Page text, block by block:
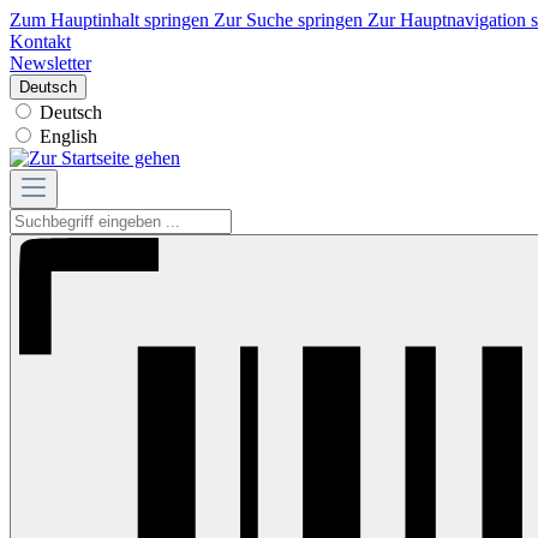
Zum Hauptinhalt springen Zur Suche springen Zur Hauptnavigation
Kontakt
Newsletter
Deutsch
Deutsch
English